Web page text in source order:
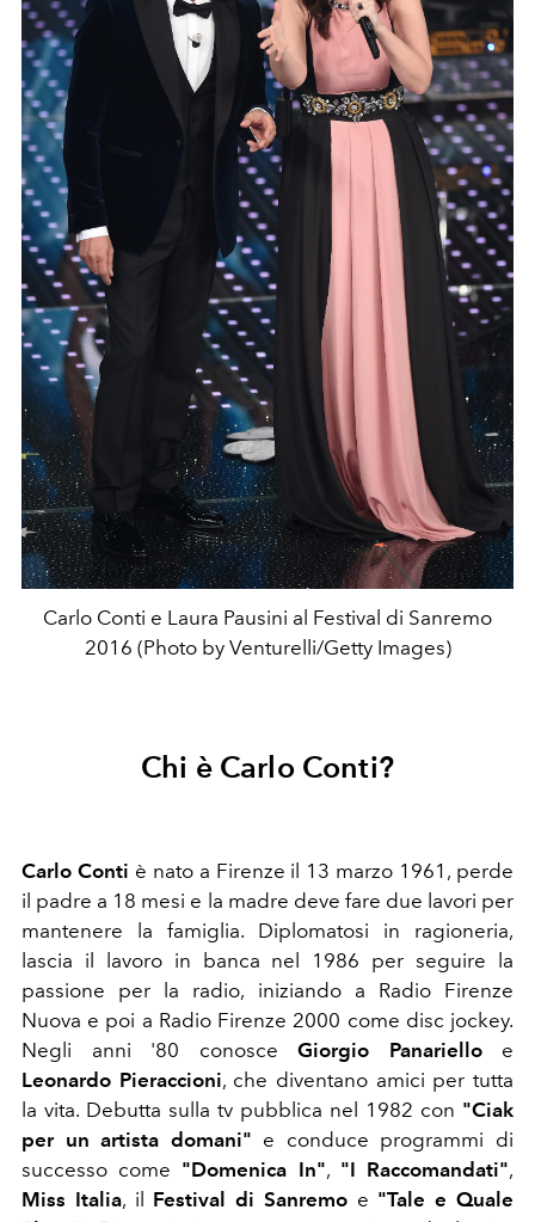
Carlo Conti e Laura Pausini al Festival di Sanremo
2016 (Photo by Venturelli/Getty Images)
Chi è Carlo Conti?
Carlo Conti è nato a Firenze il 13 marzo 1961, perde
il padre a 18 mesi e la madre deve fare due lavori per
mantenere la famiglia. Diplomatosi in ragioneria,
lascia il lavoro in banca nel 1986 per seguire la
passione per la radio, iniziando a Radio Firenze
Nuova e poi a Radio Firenze 2000 come disc jockey.
Negli anni '80 conosce Giorgio Panarielloe
Leonardo Pieraccioni, che diventano amici per tutta
la vita. Debutta sulla tv pubblica nel 1982 con "Ciak
per un artista domani" e conduce programmi di
successo come "Domenica In", "I Raccomandati",
Miss Italia, il Festival di Sanremoe "Tale e Quale